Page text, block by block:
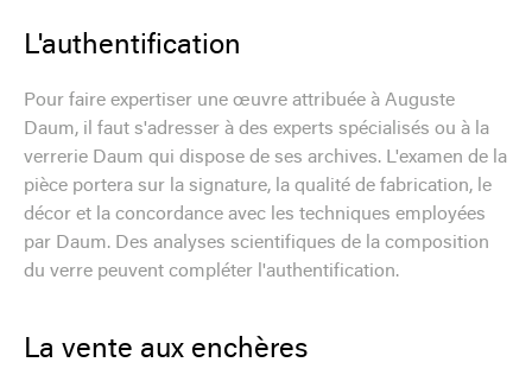
L'authentification
Pour faire expertiser une œuvre attribuée à Auguste
Daum, il faut s'adresser à des experts spécialisés ou à la
verrerie Daum qui dispose de ses archives. L'examen de la
pièce portera sur la signature, la qualité de fabrication, le
décor et la concordance avec les techniques employées
par Daum. Des analyses scientifiques de la composition
du verre peuvent compléter l'authentification.
La vente aux enchères